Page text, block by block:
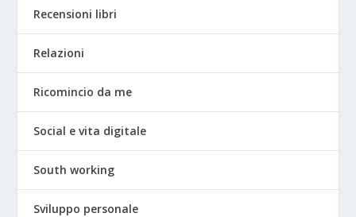
Recensioni libri
Relazioni
Ricomincio da me
Social e vita digitale
South working
Sviluppo personale